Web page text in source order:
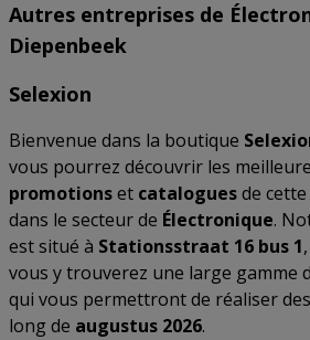
Autres entreprises de
Diepenbeek
Selexion
Bienvenue dans la boutique
vous pourrez découvrir les
promotionset cataloguesde
dans le secteur de Électronique.
est situé à Stationsstraat 16 bus 1,
vous y trouverez une large gamme
qui vous permettront de réaliser
long de augustus 2026.